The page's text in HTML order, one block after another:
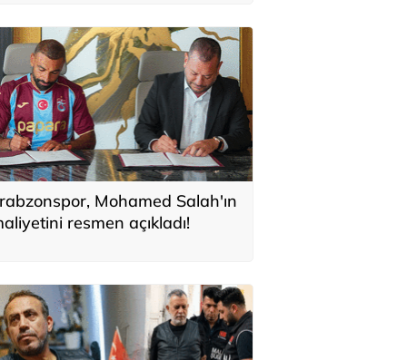
Mohamed Salah'ın
resmen açıkladı!